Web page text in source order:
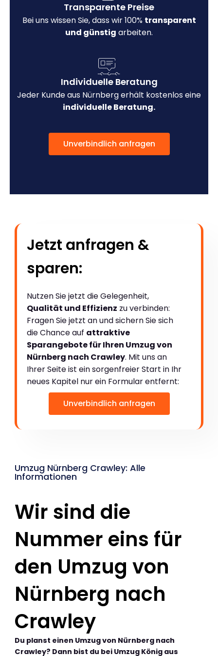
Transparente Preise
Bei uns wissen Sie, dass wir 100% transparent
und günstig arbeiten.
Individuelle Beratung
Jeder Kunde aus Nürnberg erhält kostenlos eine
individuelle Beratung.
Unverbindlich anfragen
Jetzt anfragen &
sparen:
Nutzen Sie jetzt die Gelegenheit,
Qualität und Effizienz zu verbinden:
Fragen Sie jetzt an und sichern Sie sich
die Chance auf attraktive
Sparangebote für Ihren Umzug von
Nürnberg nach Crawley. Mit uns an
Ihrer Seite ist ein sorgenfreier Start in Ihr
neues Kapitel nur ein Formular entfernt:
Unverbindlich anfragen
Umzug Nürnberg Crawley: Alle
Informationen
Wir sind die
Nummer eins für
den Umzug von
Nürnberg nach
Crawley
Du planst einen Umzug von Nürnberg nach
Crawley? Dann bist du bei Umzug König aus